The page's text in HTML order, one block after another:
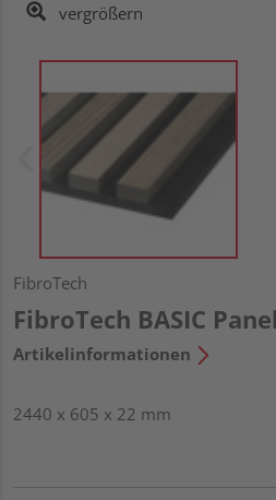
vergrößern
FibroTech
FibroTech BASIC
Artikelinformationen
2440 x 605 x 22 mm